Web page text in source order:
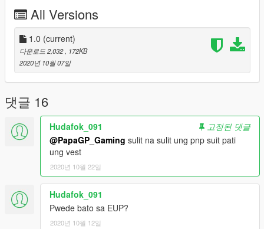
All Versions
1.0 (current)
다운로드 2,032
, 172KB
2020년 10월 07일
댓글 16
Hudafok_091
고정된 댓글
@PapaGP_Gaming sulit na sulit ung pnp suit pati
ung vest
2020년 10월 22일
Hudafok_091
Pwede bato sa EUP?
2020년 10월 12일